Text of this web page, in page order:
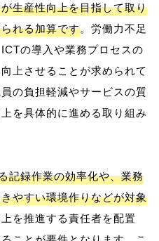
生産性向上を目指して取り
れる加算です。労働力不足
の導入や業務プロセスの
上させることが求められて
の負担軽減やサービスの質
を具体的に進める取り組み
記録作業の効率化や、業務
やすい環境作りなどが対象
を推進する責任者を配置